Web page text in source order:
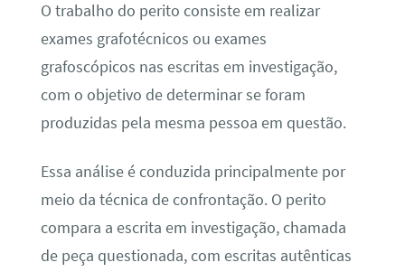
O trabalho do perito consiste em realizar
exames grafotécnicos ou exames
grafoscópicos nas escritas em investigação,
com o objetivo de determinar se foram
produzidas pela mesma pessoa em questão.
Essa análise é conduzida principalmente por
meio da técnica de confrontação. O perito
compara a escrita em investigação, chamada
de peça questionada, com escritas autênticas